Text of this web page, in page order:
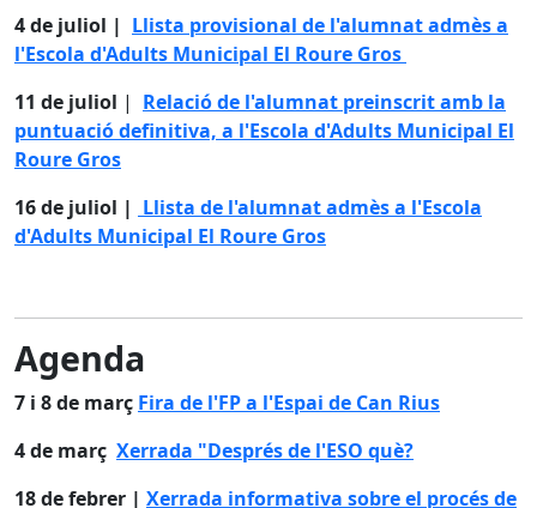
4 de juliol | Llista provisional de l'alumnat admès a
l'Escola d'Adults Municipal El Roure Gros
11 de juliol | Relació de l'alumnat preinscrit amb la
puntuació definitiva, a l'Escola d'Adults Municipal El
Roure Gros
16 de juliol | Llista de l'alumnat admès a l'Escola
d'Adults Municipal El Roure Gros
Agenda
7 i 8 de març Fira de l'FP a l'Espai de Can Rius
4 de març Xerrada "Després de l'ESO què?
18 de febrer | Xerrada informativa sobre el procés de